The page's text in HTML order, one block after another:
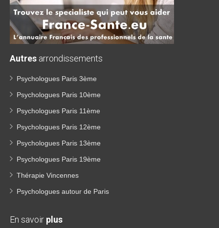
Autres arrondissements
Psychologues Paris 3ème
Psychologues Paris 10ème
Psychologues Paris 11ème
Psychologues Paris 12ème
Psychologues Paris 13ème
Psychologues Paris 19ème
Thérapie Vincennes
Psychologues autour de Paris
En savoir plus